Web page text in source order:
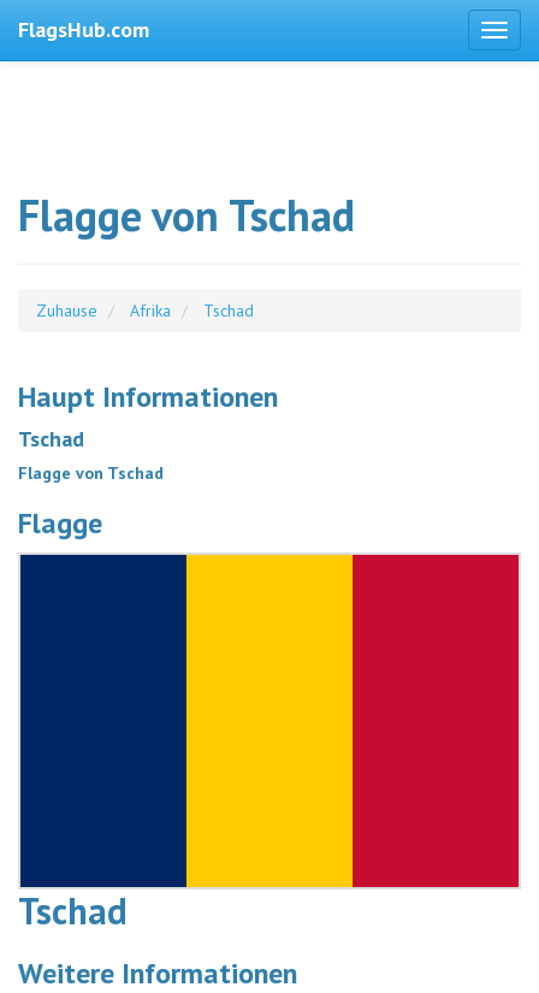
FlagsHub.com
Flagge von Tschad
Zuhause Afrika Tschad
Haupt Informationen
Tschad
Flagge von Tschad
Flagge
Tschad
Weitere Informationen